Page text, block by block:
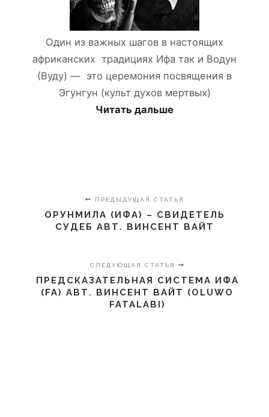
Один из важных шагов в настоящих
африканских традициях Ифа так и Водун
(Вуду) — это церемония посвящения в
Эгунгун (культ духов мертвых)
Читать дальше
ПРЕДЫДУЩАЯ СТАТЬЯ
ОРУНМИЛА (ИФА) – СВИДЕТЕЛЬ
СУДЕБ АВТ. ВИНСЕНТ ВАЙТ
СЛЕДУЮЩАЯ СТАТЬЯ
ПРЕДСКАЗАТЕЛЬНАЯ СИСТЕМА ИФА
(FA) АВТ. ВИНСЕНТ ВАЙТ (OLUWO
FATALABI)